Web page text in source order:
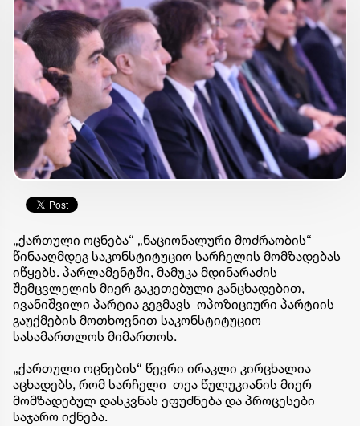
„ქართული ოცნება“ „ნაციონალური მოძრაობის“
წინააღმდეგ საკონსტიტუციო სარჩელის მომზადებას
იწყებს. პარლამენტში, მამუკა მდინარაძის
შემცვლელის მიერ გაკეთებული განცხადებით,
ივანიშვილი პარტია გეგმავს ოპოზიციური პარტიის
გაუქმების მოთხოვნით საკონსტიტუციო
სასამართლოს მიმართოს.
„ქართული ოცნების“ წევრი ირაკლი კირცხალია
აცხადებს, რომ სარჩელი თეა წულუკიანის მიერ
მომზადებულ დასკვნას ეფუძნება და პროცესები
საჯარო იქნება.